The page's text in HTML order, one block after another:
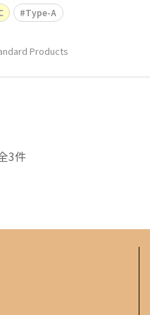
Type-A
Products
3件